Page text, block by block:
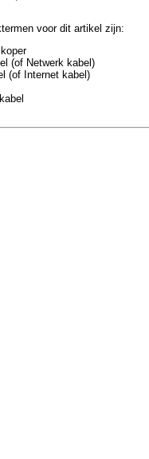
voor dit artikel zijn:
(of Netwerk kabel)
(of Internet kabel)